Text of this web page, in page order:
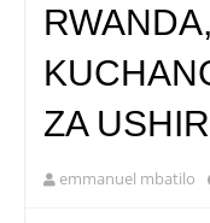
ZA
emmanuel mbatilo